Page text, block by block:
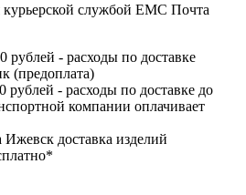
курьерской службой ЕМС Почта
рублей - расходы по доставке
(предоплата)
рублей - расходы по доставке до
компании оплачивает
Ижевск доставка изделий